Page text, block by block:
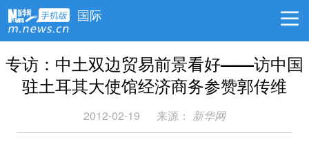
国际
专访：中土双边贸易前景看好——访中国
驻土耳其大使馆经济商务参赞郭传维
2012-02-19 来源： 新华网